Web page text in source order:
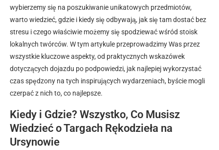
wybierzemy się na poszukiwanie unikatowych przedmiotów,
warto wiedzieć, gdzie i kiedy się odbywają, jak się tam dostać bez
stresu i czego właściwie możemy się spodziewać wśród stoisk
lokalnych twórców. W tym artykule przeprowadzimy Was przez
wszystkie kluczowe aspekty, od praktycznych wskazówek
dotyczących dojazdu po podpowiedzi, jak najlepiej wykorzystać
czas spędzony na tych inspirujących wydarzeniach, byście mogli
czerpać z nich to, co najlepsze.
Kiedy i Gdzie? Wszystko, Co Musisz
Wiedzieć o Targach Rękodzieła na
Ursynowie